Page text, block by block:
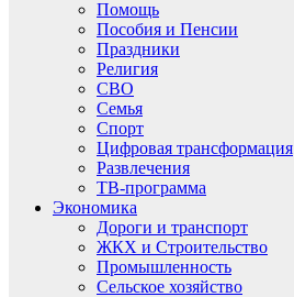
Помощь
Пособия и Пенсии
Праздники
Религия
СВО
Семья
Спорт
Цифровая трансформация
Развлечения
ТВ-программа
Экономика
Дороги и транспорт
ЖКХ и Строительство
Промышленность
Сельское хозяйство